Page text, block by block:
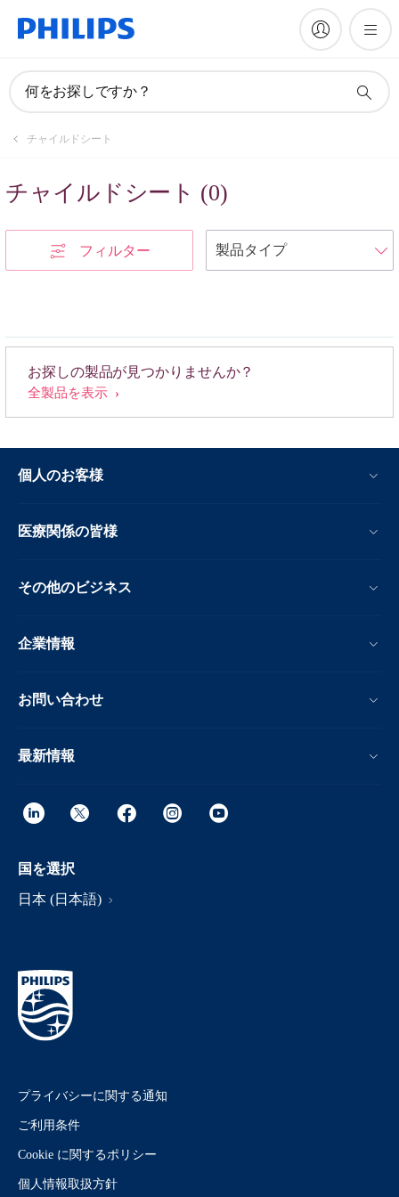
何をお探しですか？
チャイルドシート
チャイルドシート (0)
フィルター
お探しの製品が見つかりませんか？
全製品を表示
個人のお客様
医療関係の皆様
その他のビジネス
企業情報
お問い合わせ
最新情報
国を選択
日本 (日本語)
プライバシーに関する通知
ご利用条件
Cookie に関するポリシー
個人情報取扱方針